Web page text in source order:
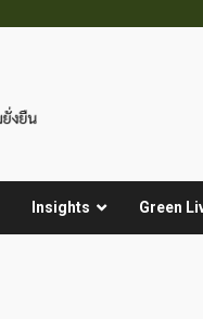
Insights Green